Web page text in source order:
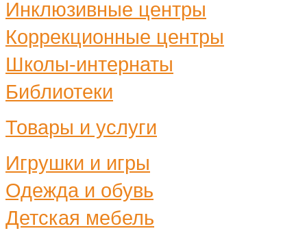
Инклюзивные центры
Коррекционные центры
Школы-интернаты
Библиотеки
Товары и услуги
Игрушки и игры
Одежда и обувь
Детская мебель